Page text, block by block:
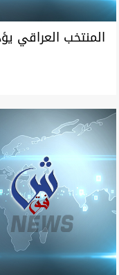
المنتخب العراقي